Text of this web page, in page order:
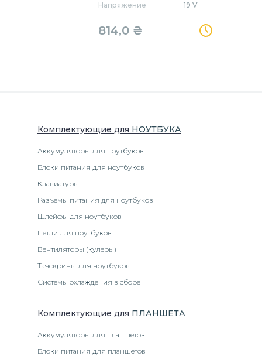
Напряжение
19 V
814,0 ₴
Комплектующие для НОУТБУКА
Аккумуляторы для ноутбуков
Блоки питания для ноутбуков
Клавиатуры
Разъемы питания для ноутбуков
Шлейфы для ноутбуков
Петли для ноутбуков
Вентиляторы (кулеры)
Тачскрины для ноутбуков
Системы охлаждения в сборе
Комплектующие для ПЛАНШЕТА
Аккумуляторы для планшетов
Блоки питания для планшетов